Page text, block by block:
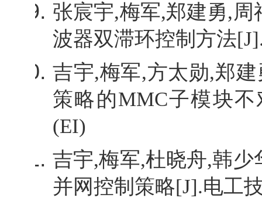
张宸宇,梅军,郑建勇,周
波器双滞环控制方法
吉宇,梅军,方太勋,郑建
策略的MMC子模块
(EI)
吉宇,梅军,杜晓舟,韩少
并网控制策略[J].电工